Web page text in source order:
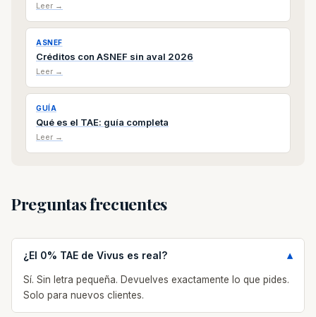
Leer →
ASNEF
Créditos con ASNEF sin aval 2026
Leer →
GUÍA
Qué es el TAE: guía completa
Leer →
Preguntas frecuentes
¿El 0% TAE de Vivus es real?
Sí. Sin letra pequeña. Devuelves exactamente lo que pides.
Solo para nuevos clientes.